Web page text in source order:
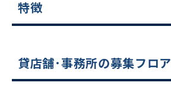
特徴
貸店舗･事務所の募集フロア